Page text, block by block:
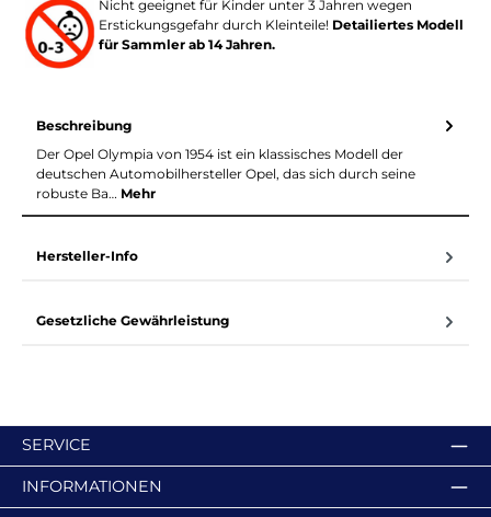
Nicht geeignet für Kinder unter 3 Jahren wegen
Erstickungsgefahr durch Kleinteile! Detailiertes Modell
für Sammler ab 14 Jahren.
Beschreibung
Der Opel Olympia von 1954 ist ein klassisches Modell der
deutschen Automobilhersteller Opel, das sich durch seine
robuste Ba… Mehr
Hersteller-Info
Gesetzliche Gewährleistung
SERVICE
INFORMATIONEN